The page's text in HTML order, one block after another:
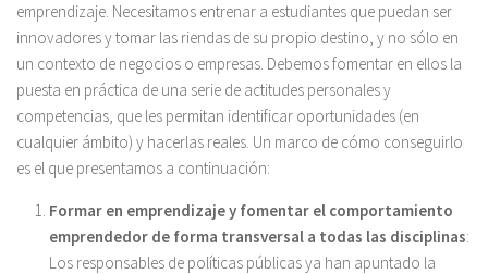
emprendizaje. Necesitamos entrenar a estudiantes que puedan ser
innovadores y tomar las riendas de su propio destino, y no sólo en
un contexto de negocios o empresas. Debemos fomentar en ellos la
puesta en práctica de una serie de actitudes personales y
competencias, que les permitan identificar oportunidades (en
cualquier ámbito) y hacerlas reales. Un marco de cómo conseguirlo
es el que presentamos a continuación:
Formar en emprendizaje y fomentar el comportamiento
emprendedor de forma transversal a todas las disciplinas:
Los responsables de políticas públicas ya han apuntado la